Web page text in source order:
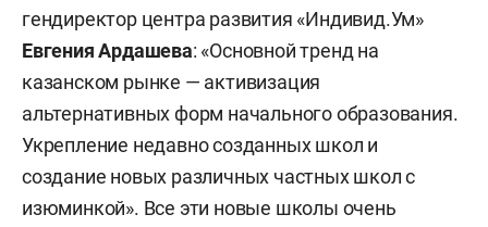
гендиректор центра развития «Индивид.Ум»
Евгения Ардашева: «Основной тренд на
казанском рынке — активизация
альтернативных форм начального образования.
Укрепление недавно созданных школ и
создание новых различных частных школ с
изюминкой». Все эти новые школы очень